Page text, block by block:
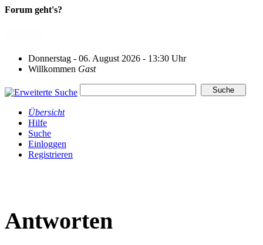
Forum geht's?
Donnerstag - 06. August 2026 - 13:30 Uhr
Willkommen Gast
Übersicht
Hilfe
Suche
Einloggen
Registrieren
Antworten